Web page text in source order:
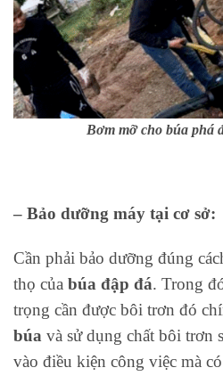
Bơm mỡ cho búa phá
– Bảo dưỡng máy tại cơ sở:
Cần phải bảo dưỡng đúng
thọ của búa đập đá. Trong
trọng cần được bôi trơn đó
búa và sử dụng chất bôi trơn
vào điều kiện công việc mà